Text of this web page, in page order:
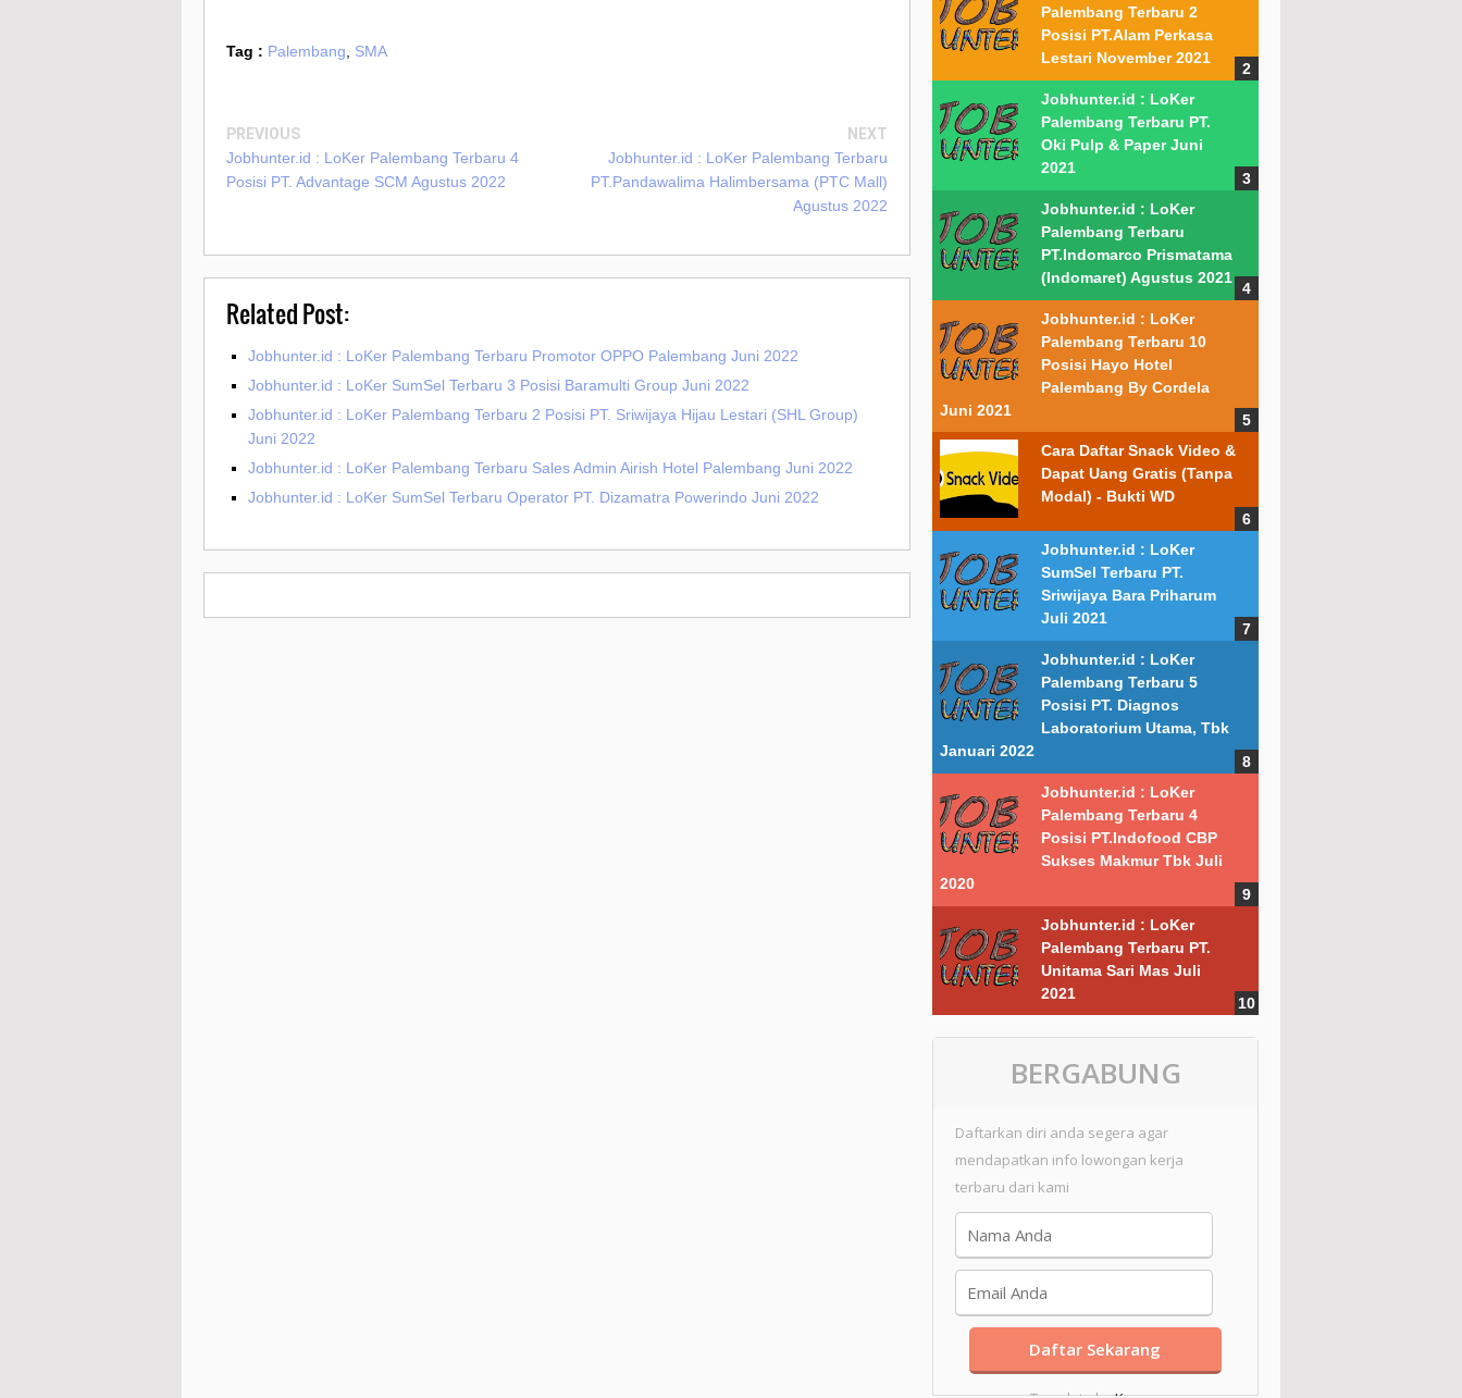
Tag : Palembang SMA
PREVIOUS
Jobhunter.id : LoKer Palembang Terbaru 4
Posisi PT. Advantage SCM Agustus 2022
NEXT
Jobhunter.id : LoKer Palembang Terbaru
PT.Pandawalima Halimbersama (PTC Mall)
Agustus 2022
Related Post:
Jobhunter.id : LoKer Palembang Terbaru Promotor OPPO Palembang Juni 2022
Jobhunter.id : LoKer SumSel Terbaru 3 Posisi Baramulti Group Juni 2022
Jobhunter.id : LoKer Palembang Terbaru 2 Posisi PT. Sriwijaya Hijau Lestari (SHL Group)
Juni 2022
Jobhunter.id : LoKer Palembang Terbaru Sales Admin Airish Hotel Palembang Juni 2022
Jobhunter.id : LoKer SumSel Terbaru Operator PT. Dizamatra Powerindo Juni 2022
Palembang Terbaru 2
Posisi PT.Alam Perkasa
Lestari November 2021
Jobhunter.id : LoKer
Palembang Terbaru PT.
Oki Pulp & Paper Juni
2021
Jobhunter.id : LoKer
Palembang Terbaru
PT.Indomarco Prismatama
(Indomaret) Agustus 2021
Jobhunter.id : LoKer
Palembang Terbaru 10
Posisi Hayo Hotel
Palembang By Cordela
Juni 2021
Cara Daftar Snack Video &
Dapat Uang Gratis (Tanpa
Modal) - Bukti WD
Jobhunter.id : LoKer
SumSel Terbaru PT.
Sriwijaya Bara Priharum
Juli 2021
Jobhunter.id : LoKer
Palembang Terbaru 5
Posisi PT. Diagnos
Laboratorium Utama, Tbk
Januari 2022
Jobhunter.id : LoKer
Palembang Terbaru 4
Posisi PT.Indofood CBP
Sukses Makmur Tbk Juli
2020
Jobhunter.id : LoKer
Palembang Terbaru PT.
Unitama Sari Mas Juli
2021
BERGABUNG
Daftarkan diri anda segera agar
mendapatkan info lowongan kerja
terbaru dari kami